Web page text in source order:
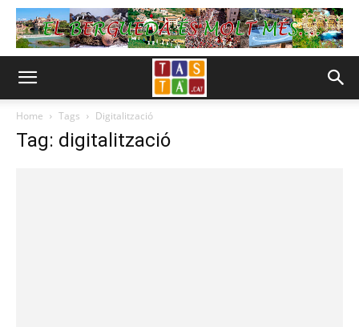
Home Tags Digitalització
Tag: digitalització